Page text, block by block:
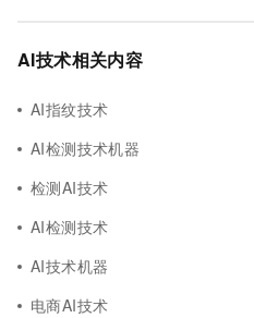
AI技术相关内容
AI指纹技术
AI检测技术机器
检测AI技术
AI检测技术
AI技术机器
电商AI技术